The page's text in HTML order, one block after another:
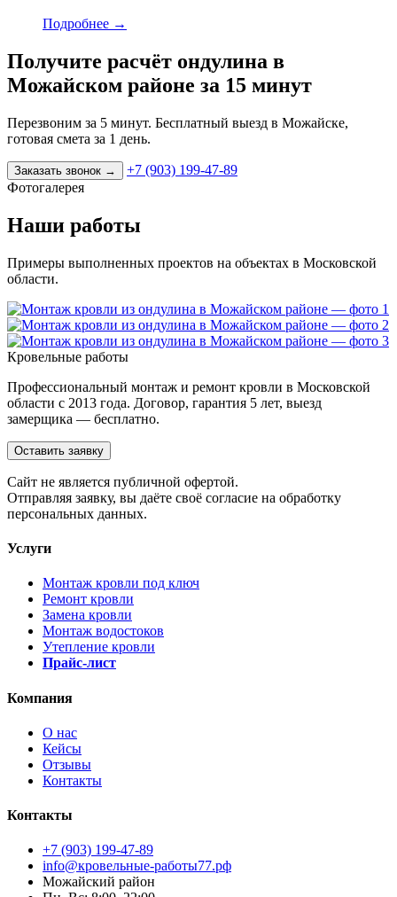
Подробнее →
Получите расчёт ондулина в
Можайском районе за 15 минут
Перезвоним за 5 минут. Бесплатный выезд в Можайске,
готовая смета за 1 день.
Заказать звонок →
+7 (903) 199-47-89
Фотогалерея
Наши работы
Примеры выполненных проектов на объектах в Московской
области.
Кровельные работы
Профессиональный монтаж и ремонт кровли в Московской
области с 2013 года. Договор, гарантия 5 лет, выезд
замерщика — бесплатно.
Оставить заявку
Cайт не является публичной офертой.
Отправляя заявку, вы даёте своё согласие на обработку
персональных данных.
Услуги
Монтаж кровли под ключ
Ремонт кровли
Замена кровли
Монтаж водостоков
Утепление кровли
Прайс-лист
Компания
О нас
Кейсы
Отзывы
Контакты
Контакты
+7 (903) 199-47-89
info@кровельные-работы77.рф
Можайский район